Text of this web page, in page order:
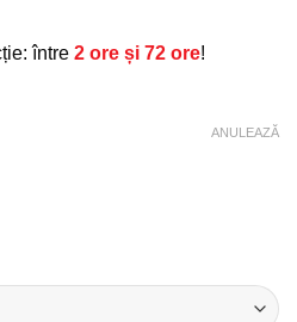
între 2 ore și 72 ore!
ANULEAZĂ